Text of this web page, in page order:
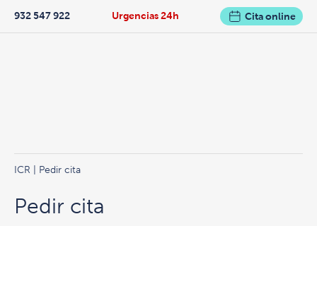
Urgencias 24h
932 547 922 Cita online
ICR | Pedir cita
Pedir cita